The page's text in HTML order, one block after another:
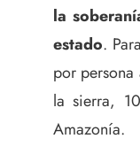
la
estado.
por
la sierra,
Amazonía.